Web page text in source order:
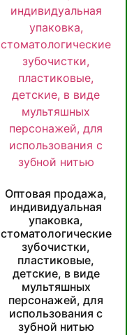
Оптовая продажа,
индивидуальная
упаковка,
стоматологические
зубочистки,
пластиковые,
детские, в виде
мультяшных
персонажей, для
использования с
зубной нитью